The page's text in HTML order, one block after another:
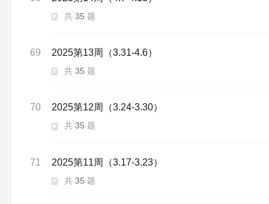
共 35 题
69 2025第13周（3.31-4.6）
共 35 题
70 2025第12周（3.24-3.30）
共 35 题
71 2025第11周（3.17-3.23）
共 35 题